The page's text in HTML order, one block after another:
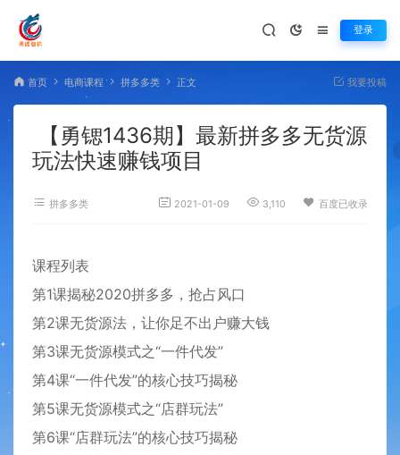
登录
首页 电商课程 拼多多类 正文 我要投稿
【勇锶1436期】最新拼多多无货源
玩法快速赚钱项目
拼多多类 2021-01-09 3,110 百度已收录
课程列表
第1课揭秘2020拼多多，抢占风口
第2课无货源法，让你足不出户赚大钱
第3课无货源模式之“一件代发”
第4课“一件代发”的核心技巧揭秘
第5课无货源模式之“店群玩法”
第6课“店群玩法”的核心技巧揭秘